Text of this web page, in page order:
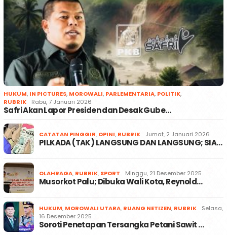
HUKUM, IN PICTURES, MOROWALI, PARLEMENTARIA, POLITIK,
RUBRIK
Rabu, 7 Januari 2026
Safri Akan Lapor Presiden dan Desak Gube…
CATATAN PINGGIR, OPINI, RUBRIK Jumat, 2 Januari 2026
PILKADA (TAK) LANGSUNG DAN LANGSUNG; SIA…
OLAHRAGA, RUBRIK, SPORT Minggu, 21 Desember 2025
Musorkot Palu; Dibuka Wali Kota, Reynold…
HUKUM, MOROWALI UTARA, RUANG NETIZEN, RUBRIK
Selasa,
16 Desember 2025
Soroti Penetapan Tersangka Petani Sawit …